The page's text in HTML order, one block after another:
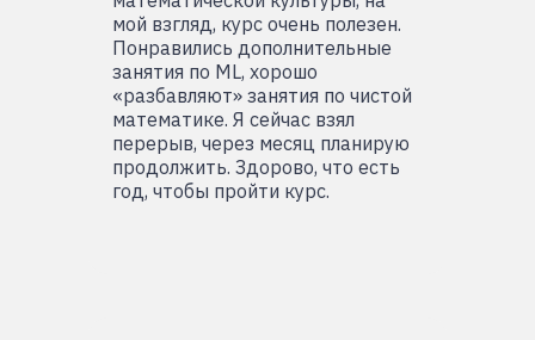
мой взгляд, курс очень полезен.
Понравились дополнительные
занятия по ML, хорошо
«разбавляют» занятия по чистой
математике. Я сейчас взял
перерыв, через месяц планирую
продолжить. Здорово, что есть
год, чтобы пройти курс.